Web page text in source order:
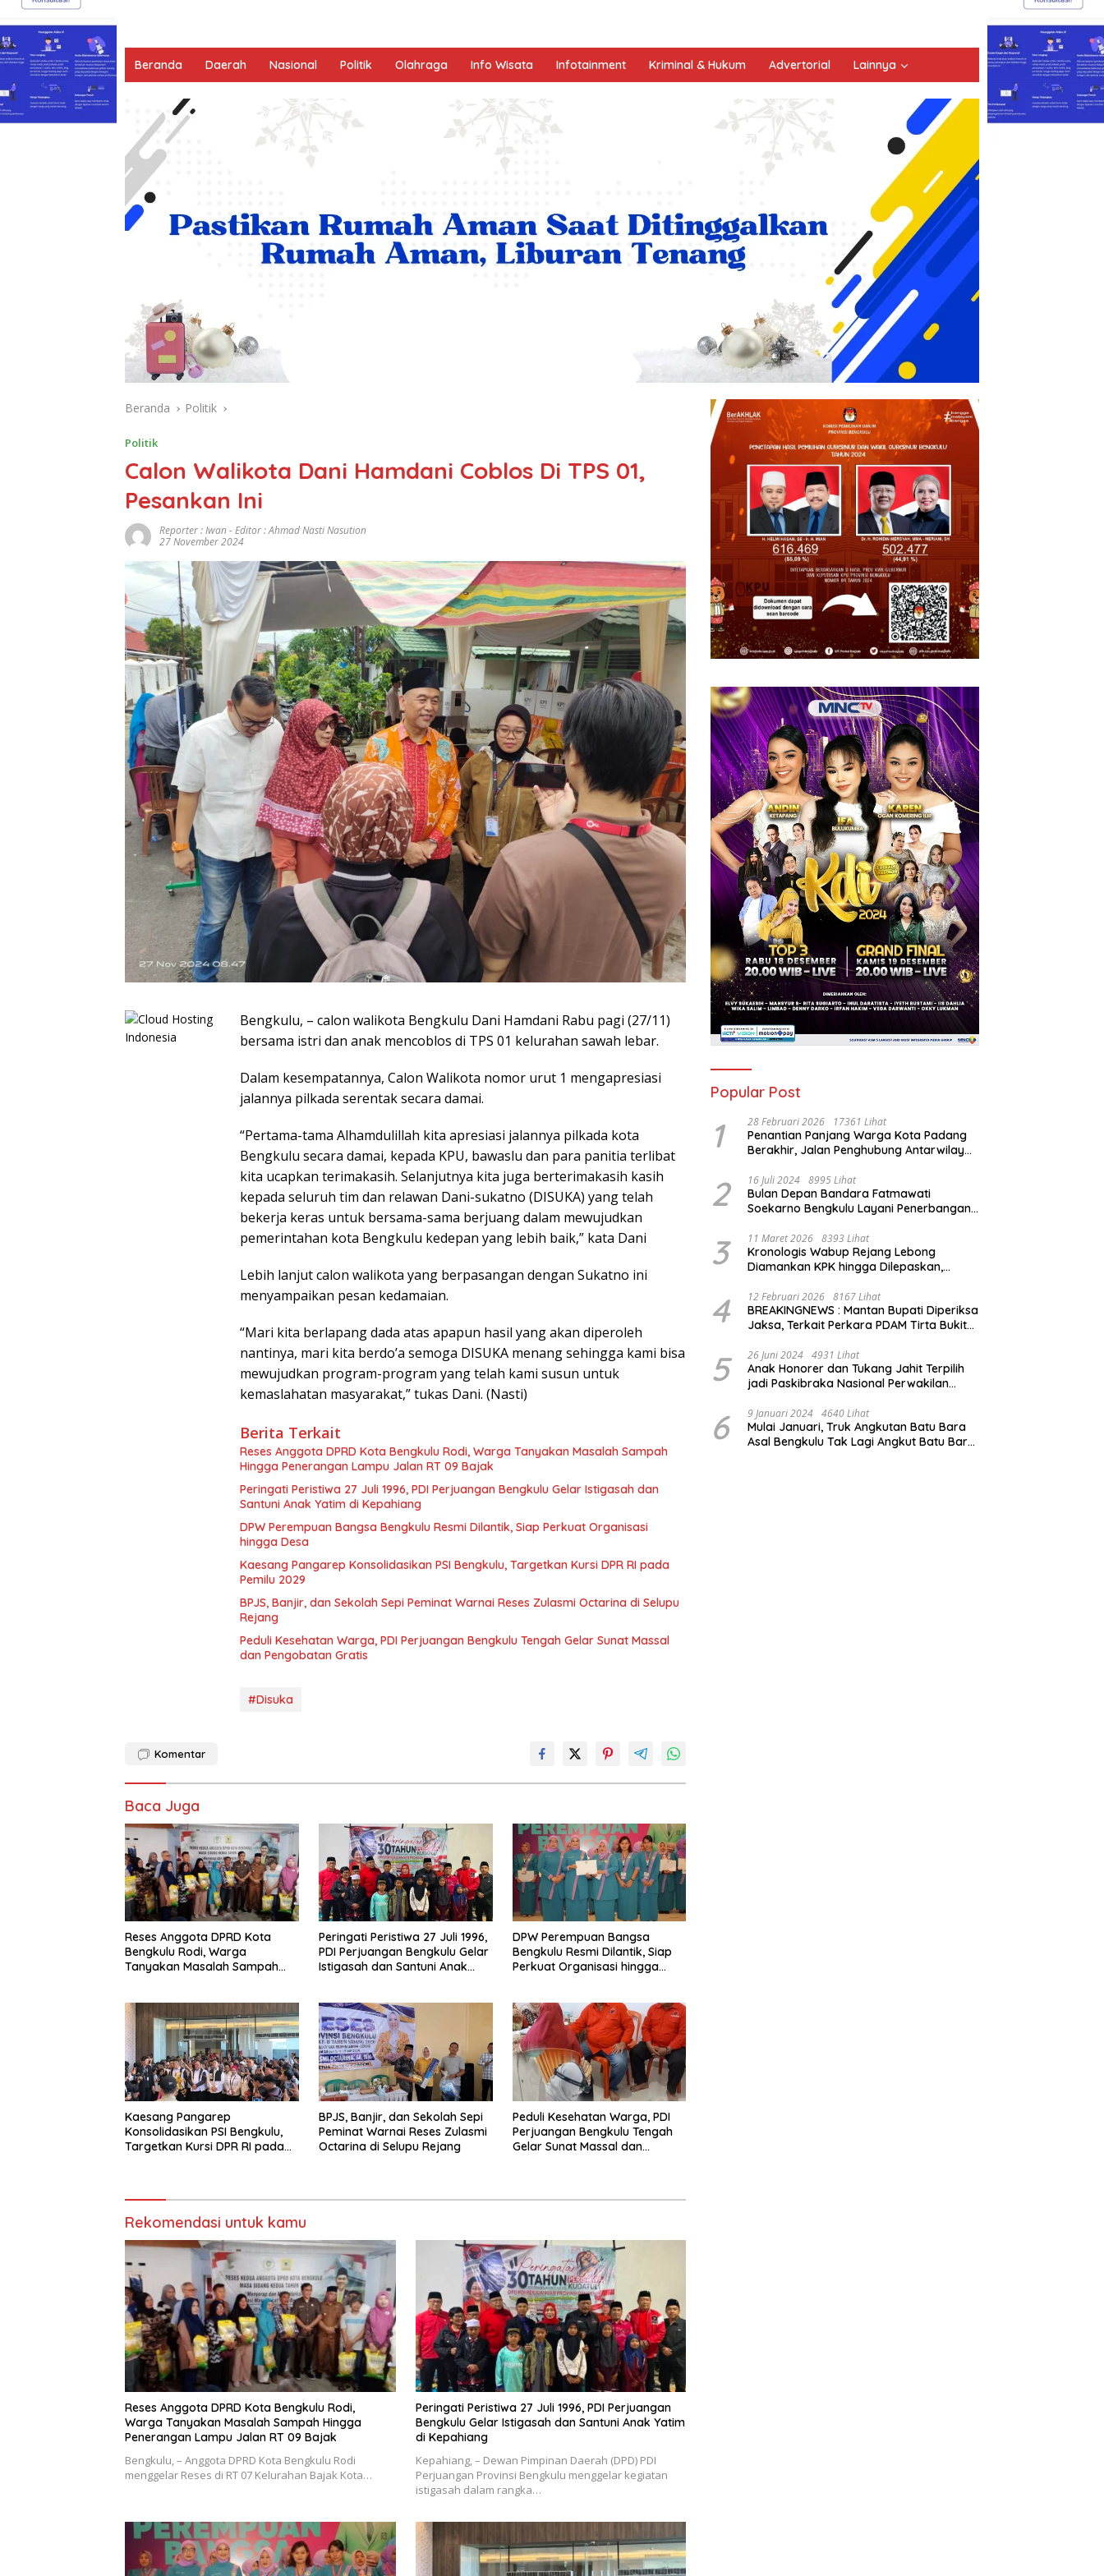
Beranda Daerah Nasional Politik Olahraga Info Wisata Infotainment Kriminal & Hukum Advertorial Lainnya
Beranda Politik
Politik
Calon Walikota Dani Hamdani Coblos Di TPS 01,
Pesankan Ini
Reporter : Iwan - Editor : Ahmad Nasti Nasution
27 November 2024
Bengkulu, – calon walikota Bengkulu Dani Hamdani Rabu pagi (27/11)
bersama istri dan anak mencoblos di TPS 01 kelurahan sawah lebar.
Dalam kesempatannya, Calon Walikota nomor urut 1 mengapresiasi
jalannya pilkada serentak secara damai.
“Pertama-tama Alhamdulillah kita apresiasi jalannya pilkada kota
Bengkulu secara damai, kepada KPU, bawaslu dan para panitia terlibat
kita ucapkan terimakasih. Selanjutnya kita juga berterimakasih kasih
kepada seluruh tim dan relawan Dani-sukatno (DISUKA) yang telah
bekerja keras untuk bersama-sama berjuang dalam mewujudkan
pemerintahan kota Bengkulu kedepan yang lebih baik,” kata Dani
Lebih lanjut calon walikota yang berpasangan dengan Sukatno ini
menyampaikan pesan kedamaian.
“Mari kita berlapang dada atas apapun hasil yang akan diperoleh
nantinya, mari kita berdo’a semoga DISUKA menang sehingga kami bisa
mewujudkan program-program yang telah kami susun untuk
kemaslahatan masyarakat,” tukas Dani. (Nasti)
Berita Terkait
Reses Anggota DPRD Kota Bengkulu Rodi, Warga Tanyakan Masalah Sampah
Hingga Penerangan Lampu Jalan RT 09 Bajak
Peringati Peristiwa 27 Juli 1996, PDI Perjuangan Bengkulu Gelar Istigasah dan
Santuni Anak Yatim di Kepahiang
DPW Perempuan Bangsa Bengkulu Resmi Dilantik, Siap Perkuat Organisasi
hingga Desa
Kaesang Pangarep Konsolidasikan PSI Bengkulu, Targetkan Kursi DPR RI pada
Pemilu 2029
BPJS, Banjir, dan Sekolah Sepi Peminat Warnai Reses Zulasmi Octarina di Selupu
Rejang
Peduli Kesehatan Warga, PDI Perjuangan Bengkulu Tengah Gelar Sunat Massal
dan Pengobatan Gratis
#Disuka
Komentar
Baca Juga
Reses Anggota DPRD Kota
Bengkulu Rodi, Warga
Tanyakan Masalah Sampah
Peringati Peristiwa 27 Juli 1996,
PDI Perjuangan Bengkulu Gelar
Istigasah dan Santuni Anak
DPW Perempuan Bangsa
Bengkulu Resmi Dilantik, Siap
Perkuat Organisasi hingga
Kaesang Pangarep
Konsolidasikan PSI Bengkulu,
Targetkan Kursi DPR RI pada
BPJS, Banjir, dan Sekolah Sepi
Peminat Warnai Reses Zulasmi
Octarina di Selupu Rejang
Peduli Kesehatan Warga, PDI
Perjuangan Bengkulu Tengah
Gelar Sunat Massal dan
Rekomendasi untuk kamu
Reses Anggota DPRD Kota Bengkulu Rodi,
Warga Tanyakan Masalah Sampah Hingga
Penerangan Lampu Jalan RT 09 Bajak
Bengkulu, – Anggota DPRD Kota Bengkulu Rodi
menggelar Reses di RT 07 Kelurahan Bajak Kota…
Peringati Peristiwa 27 Juli 1996, PDI Perjuangan
Bengkulu Gelar Istigasah dan Santuni Anak Yatim
di Kepahiang
Kepahiang, – Dewan Pimpinan Daerah (DPD) PDI
Perjuangan Provinsi Bengkulu menggelar kegiatan
istigasah dalam rangka…
Popular Post
1 28 Februari 2026 17361 Lihat
Penantian Panjang Warga Kota Padang
Berakhir, Jalan Penghubung Antarwilayah
2 16 Juli 2024 8995 Lihat
Bulan Depan Bandara Fatmawati
Soekarno Bengkulu Layani Penerbangan
3 11 Maret 2026 8393 Lihat
Kronologis Wabup Rejang Lebong
Diamankan KPK hingga Dilepaskan,
4 12 Februari 2026 8167 Lihat
BREAKINGNEWS : Mantan Bupati Diperiksa
Jaksa, Terkait Perkara PDAM Tirta Bukit
5 26 Juni 2024 4931 Lihat
Anak Honorer dan Tukang Jahit Terpilih
jadi Paskibraka Nasional Perwakilan
6 9 Januari 2024 4640 Lihat
Mulai Januari, Truk Angkutan Batu Bara
Asal Bengkulu Tak Lagi Angkut Batu Bara